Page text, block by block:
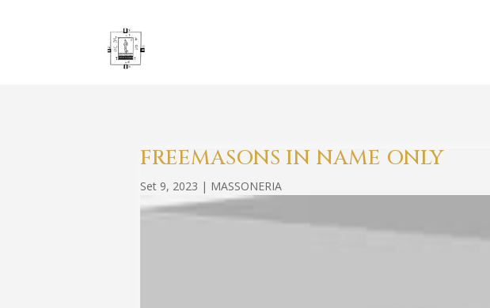
FREEMASONS IN NAME ONLY
Set 9, 2023 | MASSONERIA